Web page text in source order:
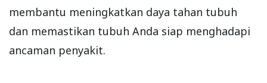
membantu meningkatkan daya tahan tubuh
dan memastikan tubuh Anda siap menghadapi
ancaman penyakit.